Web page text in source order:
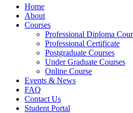
Home
About
Courses
Professional Diploma
Professional Certificate
Postgraduate Courses
Under Graduate Courses
Online Course
Events & News
FAQ
Contact Us
Student Portal